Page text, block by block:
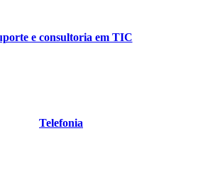
e consultoria em TIC
Telefonia